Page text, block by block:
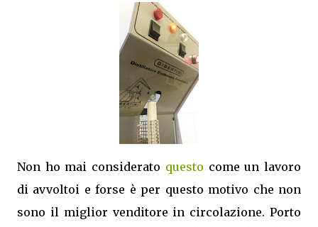
Non ho mai considerato questo come un lavoro
di avvoltoi e forse è per questo motivo che non
sono il miglior venditore in circolazione. Porto